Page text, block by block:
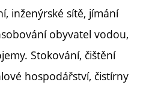
inženýrské sítě, jímání
obyvatel vodou,
Stokování, čištění
hospodářství, čistírny